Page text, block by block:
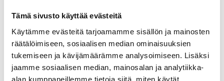
Tämä sivusto käyttää evästeitä
Käytämme evästeitä tarjoamamme sisällön ja mainosten
räätälöimiseen, sosiaalisen median ominaisuuksien
tukemiseen ja kävijämäärämme analysoimiseen. Lisäksi
jaamme sosiaalisen median, mainosalan ja analytiikka-
alan kumppaneillemme tietoja siitä, miten käytät
Artikkelit ja Blogi